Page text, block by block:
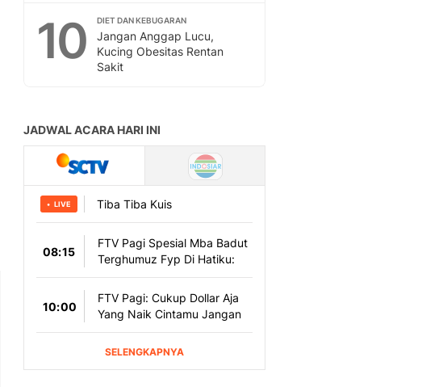
10 DIET DAN KEBUGARAN
Jangan Anggap Lucu,
Kucing Obesitas Rentan
Sakit